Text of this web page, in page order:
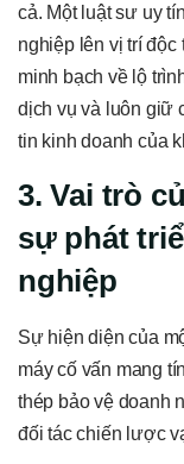
cả. Một luật sư uy
nghiệp lên vị trí
minh bạch về lộ
dịch vụ và luôn giữ
tin kinh doanh của
3. Vai trò
sự phát
nghiệp
Sự hiện diện của
máy cố vấn mang
thép bảo vệ doanh
đối tác chiến lược